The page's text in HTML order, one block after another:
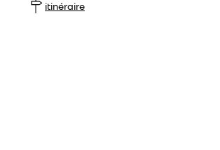
itinéraire